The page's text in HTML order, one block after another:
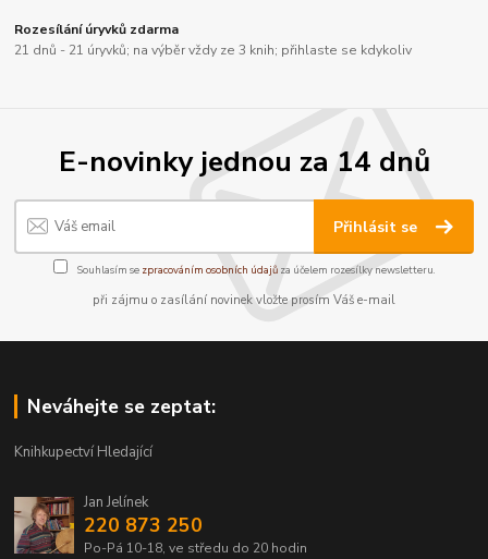
Rozesílání úryvků zdarma
21 dnů - 21 úryvků; na výběr vždy ze 3 knih; přihlaste se kdykoliv
E-novinky jednou za 14 dnů
Přihlásit se
Souhlasím se zpracováním osobních údajůza účelem rozesílky newsletteru.
při zájmu o zasílání novinek vložte prosím Váš e-mail
Neváhejte se zeptat:
Knihkupectví Hledající
Jan Jelínek
220 873 250
Po-Pá 10-18, ve středu do 20 hodin